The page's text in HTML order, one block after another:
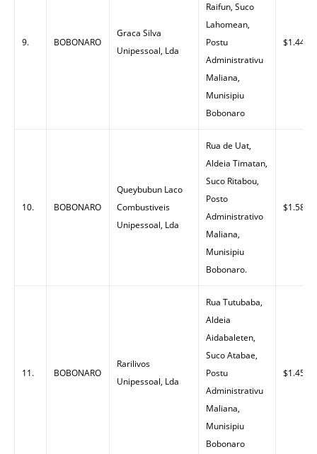
9. BOBONARO
Graca Silva
Unipessoal, Lda
Raifun, Suco
Lahomean,
Postu
Administrativu
Maliana,
Munisipiu
Bobonaro
$1.44
10. BOBONARO
Queybubun Laco
Combustiveis
Unipessoal, Lda
Rua de Uat,
Aldeia Timatan,
Suco Ritabou,
Posto
Administrativo
Maliana,
Munisipiu
Bobonaro.
$1.58
11. BOBONARO
Rarilivos
Unipessoal, Lda
Rua Tutubaba,
Aldeia
Aidabaleten,
Suco Atabae,
Postu
Administrativu
Maliana,
Munisipiu
Bobonaro
$1.45